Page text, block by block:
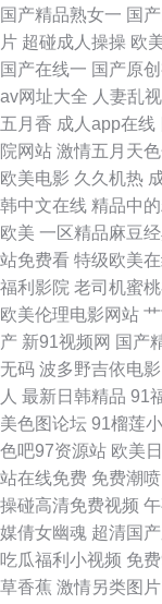
wwww色鬼 91超碰青
欧美超碰在线 欧美大
在线网址 青娱乐吧91
免费91 加勒比综合影
色情 91迷奸精品 白丝
人操人人插 大香蕉A√
屏18 国产精品迷奸
利社 青青草91 91淫黄
自拍论理 老司机天天
91超碰导航 极品美女
堂网 91大神3p 精品
国产精品熟女一 国
片 超碰成人操操 欧
国产在线一 国产原
av网址大全 人妻乱视
五月香 成人app在线
院网站 激情五月天
欧美电影 久久机热
韩中文在线 精品中
欧美 一区精品麻豆
站免费看 特级欧美
福利影院 老司机蜜
欧美伦理电影网站
产 新91视频网 国产
无码 波多野吉依电影
人 最新日韩精品 91
美色图论坛 91榴莲
色吧97资源站 欧美
站在线免费 免费潮喷
操碰高清免费视频
媒倩女幽魂 超清国
吃瓜福利小视频 免
草香蕉 激情另类图片